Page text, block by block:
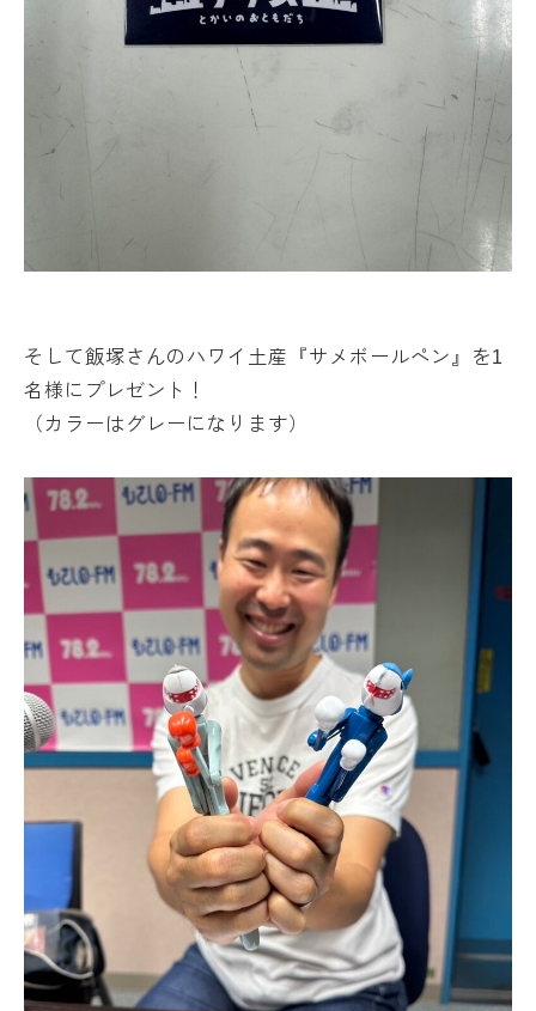
そして飯塚さんのハワイ土産『サメボールペン』を1
名様にプレゼント！
（カラーはグレーになります）